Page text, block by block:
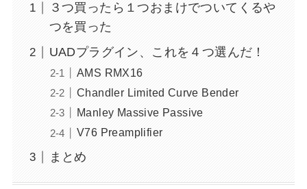
３つ買ったら１つおまけでついてくるや
つを買った
UADプラグイン、これを４つ選んだ！
AMS RMX16
Chandler Limited Curve Bender
Manley Massive Passive
V76 Preamplifier
まとめ